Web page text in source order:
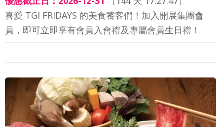
喜愛 TGI FRIDAYS 的美食饕客們！加入開展集團會
員，即可立即享有會員入會禮及專屬會員生日禮！